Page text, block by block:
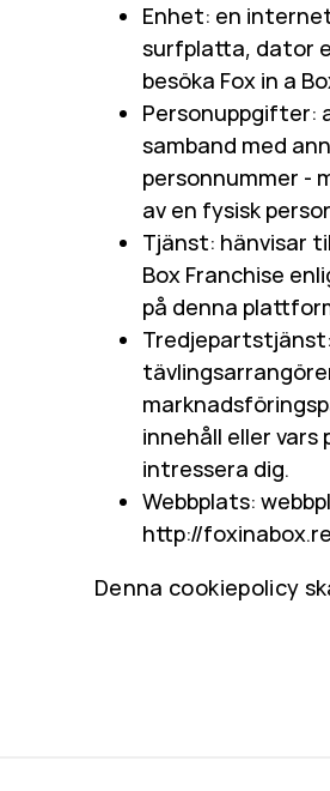
Enhet: en
surfplatta, dator
besöka Fox in a
Personuppgifter:
samband med
personnummer -
av en fysisk
Tjänst: hänvisar
Box Franchise
på denna
innehåll eller
intressera dig.
Webbplats:
http://foxinabox.re
Denna cookiepolicy